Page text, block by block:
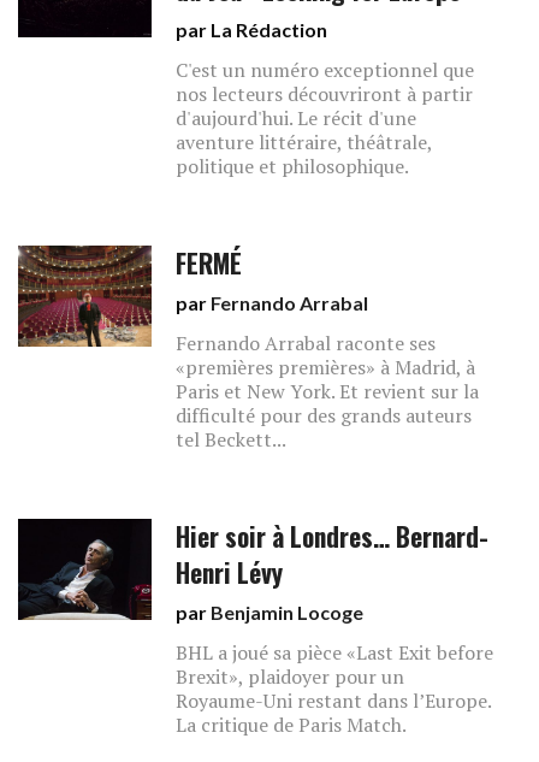
par La Rédaction
C'est un numéro exceptionnel que
nos lecteurs découvriront à partir
d'aujourd'hui. Le récit d'une
aventure littéraire, théâtrale,
politique et philosophique.
FERMÉ
par Fernando Arrabal
Fernando Arrabal raconte ses
«premières premières» à Madrid, à
Paris et New York. Et revient sur la
difficulté pour des grands auteurs
tel Beckett...
Hier soir à Londres… Bernard-
Henri Lévy
par Benjamin Locoge
BHL a joué sa pièce «Last Exit before
Brexit», plaidoyer pour un
Royaume-Uni restant dans l’Europe.
La critique de Paris Match.